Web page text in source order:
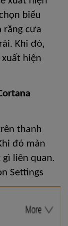
biểu
răng cưa
Khi đó,
hiện
đó màn
gì liên quan.
Settings